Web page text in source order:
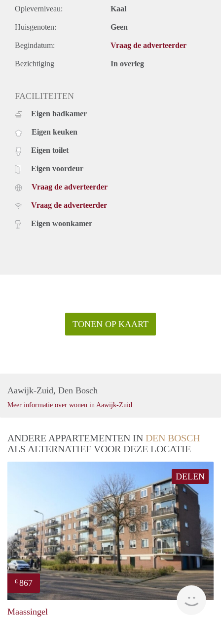
Opleverniveau: Kaal
Huisgenoten: Geen
Begindatum: Vraag de adverteerder
Bezichtiging In overleg
FACILITEITEN
Eigen badkamer
Eigen keuken
Eigen toilet
Eigen voordeur
Vraag de adverteerder
Vraag de adverteerder
Eigen woonkamer
TONEN OP KAART
Aawijk-Zuid, Den Bosch
Meer informatie over wonen in Aawijk-Zuid
ANDERE APPARTEMENTEN IN DEN BOSCH
ALS ALTERNATIEF VOOR DEZE LOCATIE
DELEN
€ 867
Maassingel